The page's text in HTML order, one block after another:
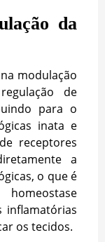
da
modulação
de
para o
inata e
receptores
a
o que é
inflamatórias
os tecidos.